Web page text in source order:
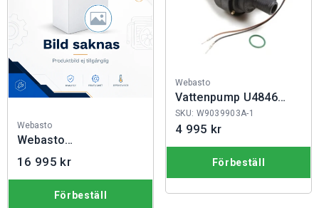
Fabrikat:
Webasto
Webasto
Utbytesvärmare TT-
EVO
16 995 kr
Förbeställ
Fabrikat:
Webasto
Vattenpump U4846
24V, Th 90/S
SKU: W9039903A-1
4 995 kr
Förbeställ